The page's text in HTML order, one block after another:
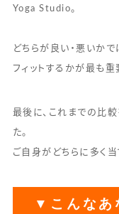
Yoga Studio。
どちらが良い・悪いか
フィットするかが最も重
最後に、これまでの比
た。
ご自身がどちらに多く当
▼こんなあ